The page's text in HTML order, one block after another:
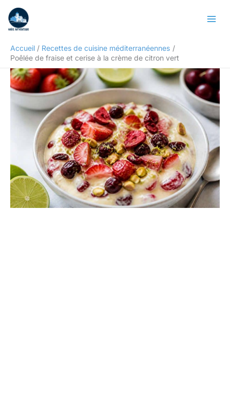
contenu
Accueil
Recettes de cuisine méditerranéennes
Poêlée de fraise et cerise à la crème de citron vert
Rechercher